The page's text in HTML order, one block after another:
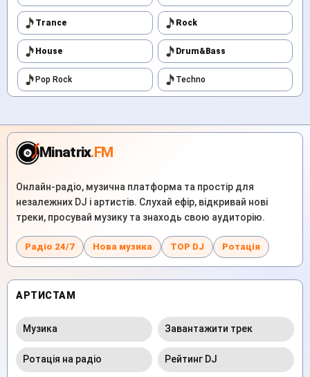
Trance Rock
House Drum&Bass
Pop Rock Techno
Minatrix.FM
Онлайн-радіо, музична платформа та простір для
незалежних DJ і артистів. Слухай ефір, відкривай нові
треки, просувай музику та знаходь свою аудиторію.
Радіо 24/7 Нова музика TOP DJ Ротація
АРТИСТАМ
Музика Завантажити трек
Ротація на радіо Рейтинг DJ